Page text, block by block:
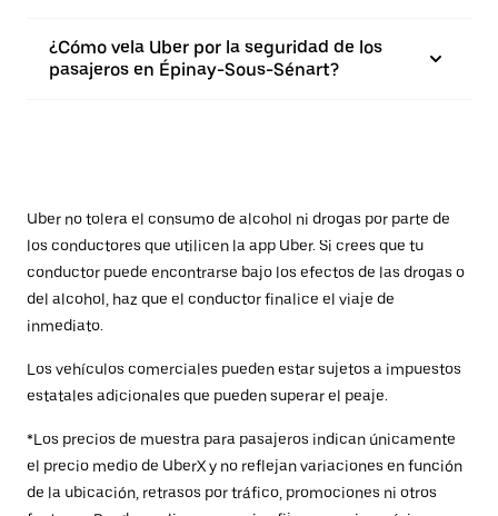
¿Cómo vela Uber por la seguridad de los
pasajeros en Épinay-Sous-Sénart?
Uber no tolera el consumo de alcohol ni drogas por parte de
los conductores que utilicen la app Uber. Si crees que tu
conductor puede encontrarse bajo los efectos de las drogas o
del alcohol, haz que el conductor finalice el viaje de
inmediato.
Los vehículos comerciales pueden estar sujetos a impuestos
estatales adicionales que pueden superar el peaje.
*Los precios de muestra para pasajeros indican únicamente
el precio medio de UberX y no reflejan variaciones en función
de la ubicación, retrasos por tráfico, promociones ni otros